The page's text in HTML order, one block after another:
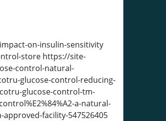
on-insulin-sensitivity
store https://site-
control-natural-
glucose-control-reducing-
glucose-control-tm-
a-natural-
facility-547526405